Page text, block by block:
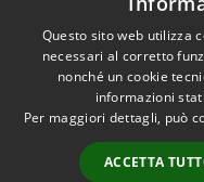
Accessibilità
Questo sito web utilizza
necessari al corretto
nonché un cookie
informazioni
Per maggiori dettagli, può
ACCETTA